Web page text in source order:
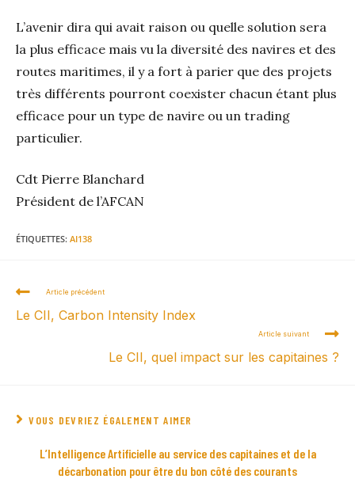
L’avenir dira qui avait raison ou quelle solution sera
la plus efficace mais vu la diversité des navires et des
routes maritimes, il y a fort à parier que des projets
très différents pourront coexister chacun étant plus
efficace pour un type de navire ou un trading
particulier.
Cdt Pierre Blanchard
Président de l’AFCAN
ÉTIQUETTES: AI138
Article précédent
Le CII, Carbon Intensity Index
Article suivant
Le CII, quel impact sur les capitaines ?
VOUS DEVRIEZ ÉGALEMENT AIMER
L’Intelligence Artificielle au service des capitaines et de la
décarbonation pour être du bon côté des courants